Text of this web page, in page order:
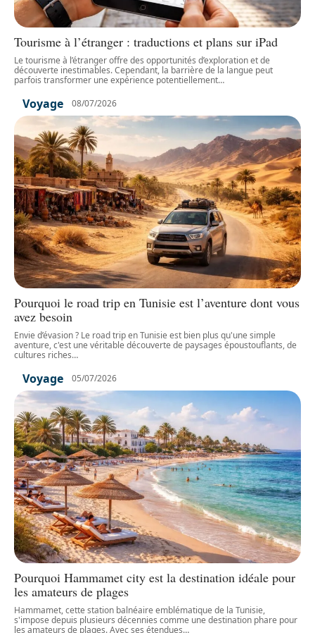
Tourisme à l’étranger : traductions et plans sur iPad
Le tourisme à l’étranger offre des opportunités d’exploration et de
découverte inestimables. Cependant, la barrière de la langue peut
parfois transformer une expérience potentiellement…
Voyage 08/07/2026
Pourquoi le road trip en Tunisie est l’aventure dont vous
avez besoin
Envie d’évasion ? Le road trip en Tunisie est bien plus qu'une simple
aventure, c'est une véritable découverte de paysages époustouflants, de
cultures riches…
Voyage 05/07/2026
Pourquoi Hammamet city est la destination idéale pour
les amateurs de plages
Hammamet, cette station balnéaire emblématique de la Tunisie,
s'impose depuis plusieurs décennies comme une destination phare pour
les amateurs de plages. Avec ses étendues…